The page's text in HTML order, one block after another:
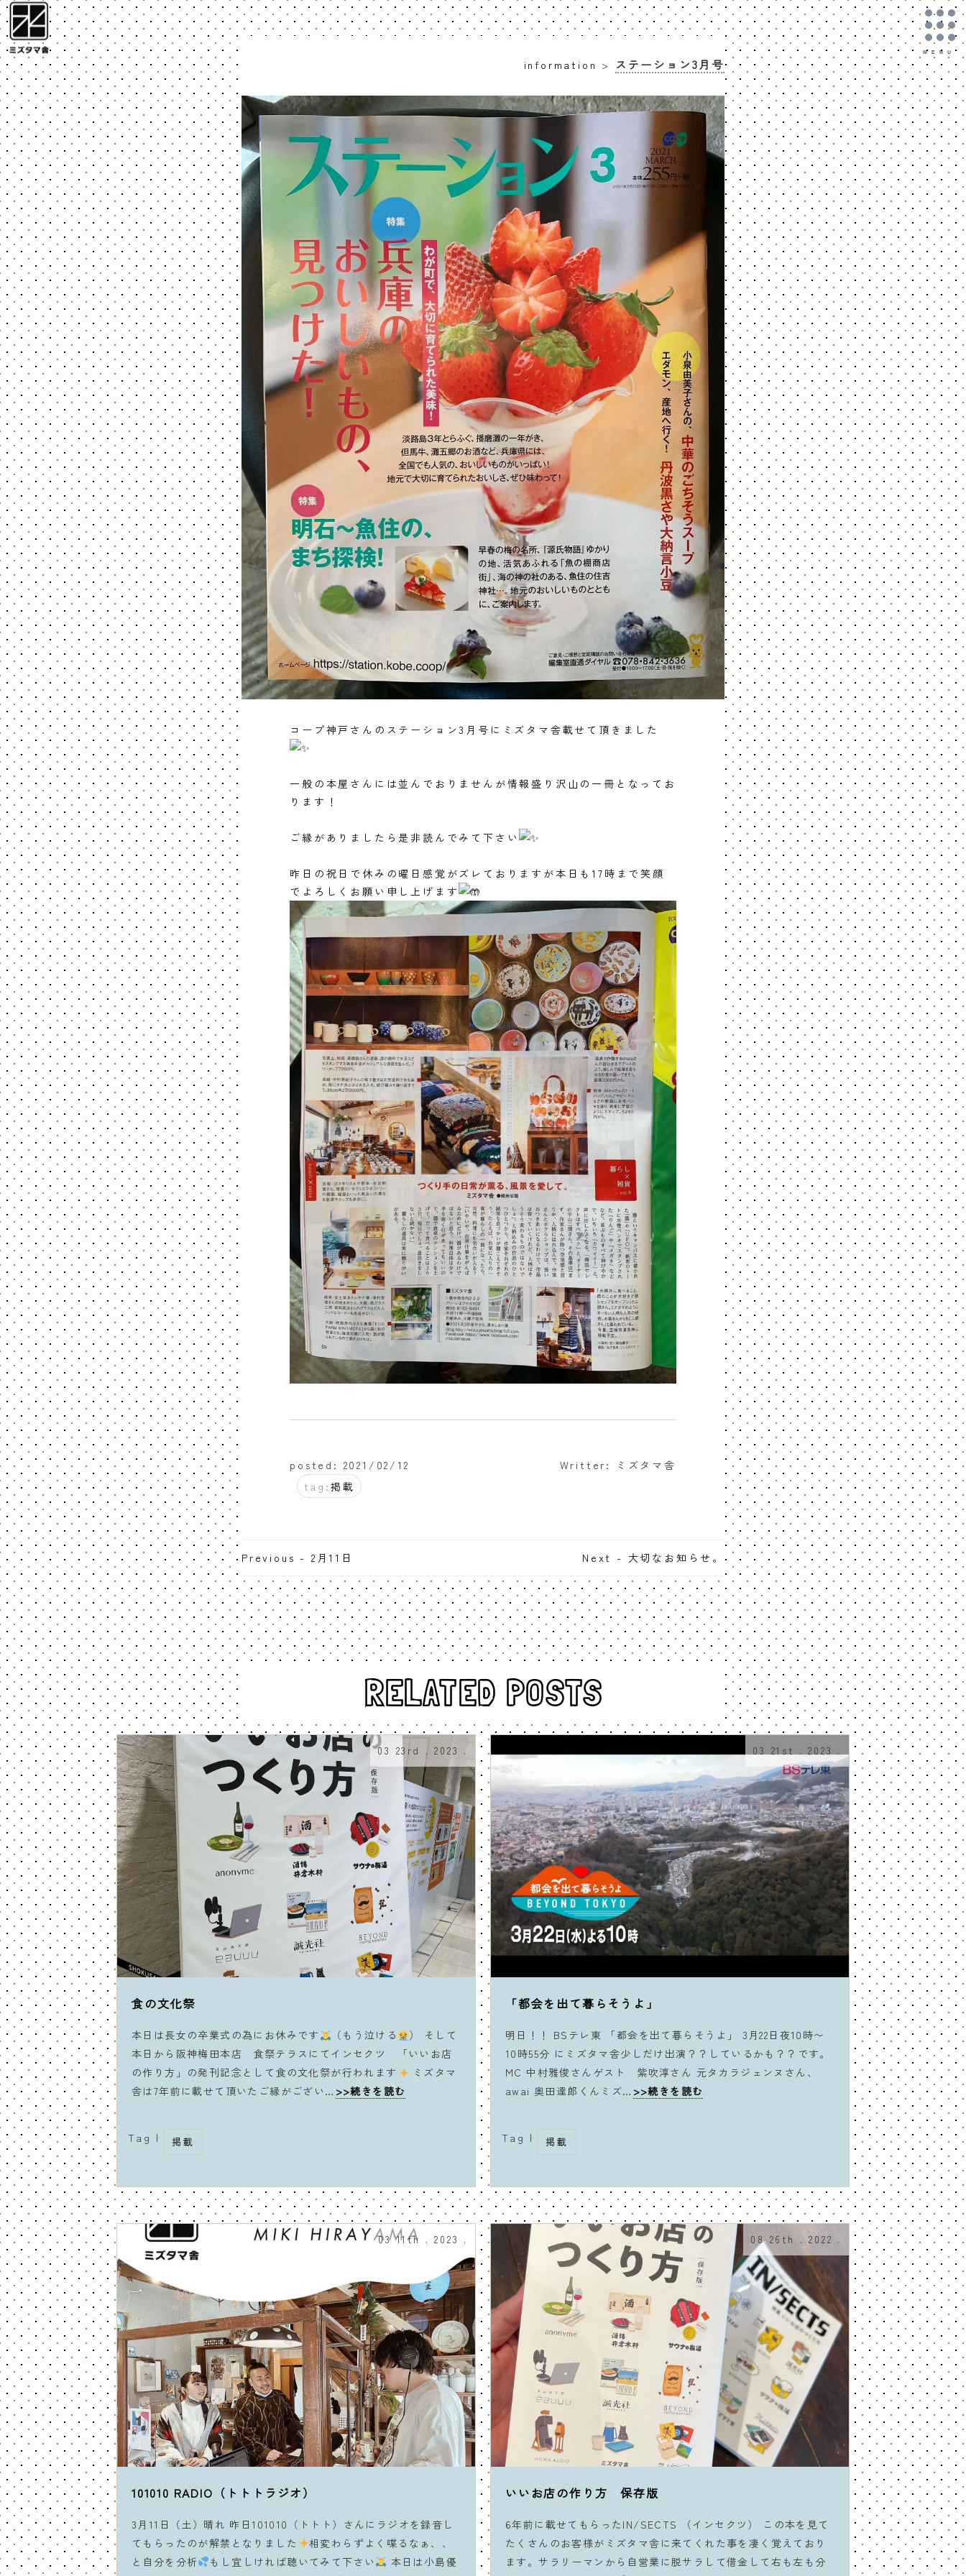
information > ステーション3月号
コープ神戸さんのステーション3月号にミズタマ舎載せて頂きました
一般の本屋さんには並んでおりませんが情報盛り沢山の一冊となってお
ります！
ご縁がありましたら是非読んでみて下さい
昨日の祝日で休みの曜日感覚がズレておりますが本日も17時まで笑顔
でよろしくお願い申し上げます
posted: 2021/02/12
Writter: ミズタマ舎
tag: 掲載
Previous - 2月11日 Next - 大切なお知らせ。
RELATED POSTS
03 23rd . 2023 .
食の文化祭
本日は長女の卒業式の為にお休みです （もう泣ける
） そして
本日から阪神梅田本店 食祭テラスにてインセクツ 「いいお店
の作り方」の発刊記念として食の文化祭が行われます
ミズタマ
舎は7年前に載せて頂いたご縁がござい… >>続きを読む
Tag | 掲載
03 21st . 2023 .
「都会を出て暮らそうよ」
明日！！ BSテレ東 「都会を出て暮らそうよ」 3月22日夜10時〜
10時55分 にミズタマ舎少しだけ出演？？しているかも？？です。
MC 中村雅俊さんゲスト 紫吹淳さん 元タカラジェンヌさん、
awai 奥田達郎くんミズ… >>続きを読む
Tag | 掲載
03 11th . 2023 .
101010 RADIO（トトトラジオ）
3月11日（土）晴れ 昨日101010（トトト）さんにラジオを録音し
てもらったのが解禁となりました
相変わらずよく喋るなぁ、、
と自分を分析
もし宜しければ聴いてみて下さい
本日は小島優
08 26th . 2022 .
いいお店の作り方 保存版
6年前に載せてもらったIN/SECTS （インセクツ） この本を見て
たくさんのお客様がミズタマ舎に来てくれた事を凄く覚えており
ます。サラリーマンから自営業に脱サラして借金して右も左も分